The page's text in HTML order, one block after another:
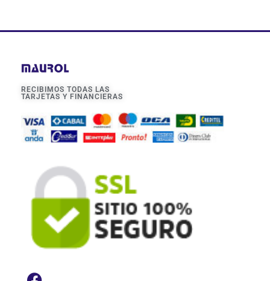
RECIBIMOS TODAS LAS
TARJETAS Y FINANCIERAS